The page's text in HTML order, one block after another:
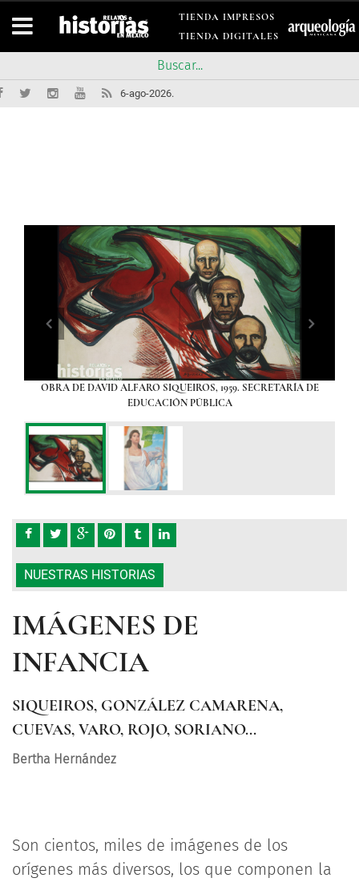
TIENDA IMPRESOS
TIENDA DIGITALES
6-ago-2026.
OBRA DE DAVID ALFARO SIQUEIROS, 1959. SECRETARÍA DE
EDUCACIÓN PÚBLICA
NUESTRAS HISTORIAS
IMÁGENES DE
INFANCIA
SIQUEIROS, GONZÁLEZ CAMARENA,
CUEVAS, VARO, ROJO, SORIANO...
Bertha Hernández
Son cientos, miles de imágenes de los
orígenes más diversos, los que componen la